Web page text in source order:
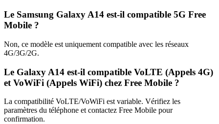
Le Samsung Galaxy A14 est-il compatible 5G Free
Mobile ?
Non, ce modèle est uniquement compatible avec les réseaux
4G/3G/2G.
Le Galaxy A14 est-il compatible VoLTE (Appels 4G)
et VoWiFi (Appels WiFi) chez Free Mobile ?
La compatibilité VoLTE/VoWiFi est variable. Vérifiez les
paramètres du téléphone et contactez Free Mobile pour
confirmation.